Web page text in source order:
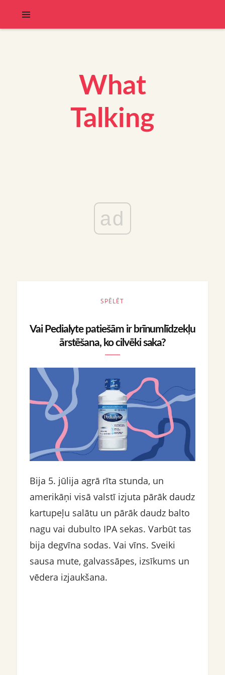
What
Talking
ad
SPĒLĒT
Vai Pedialyte patiešām ir brīnumlīdzekļu
ārstēšana, ko cilvēki saka?
Bija 5. jūlija agrā rīta stunda, un
amerikāņi visā valstī izjuta pārāk daudz
kartupeļu salātu un pārāk daudz balto
nagu vai dubulto IPA sekas. Varbūt tas
bija degvīna sodas. Vai vīns. Sveiki
sausa mute, galvassāpes, izsīkums un
vēdera izjaukšana.